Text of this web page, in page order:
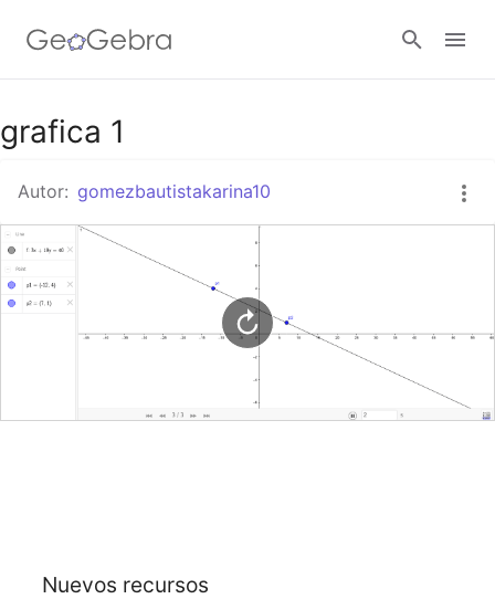
Google Classroom
GeoGebra Classroom
Abrir sesión
grafica 1
Autor: gomezbautistakarina10
Nuevos recursos